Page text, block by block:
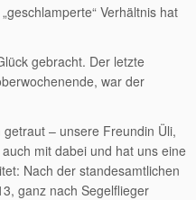
Verhältnis hat
gebracht. Der letzte
war der
– unsere Freundin Üli,
mit dabei und hat uns eine
Nach der standesamtlichen
ganz nach Segelflieger